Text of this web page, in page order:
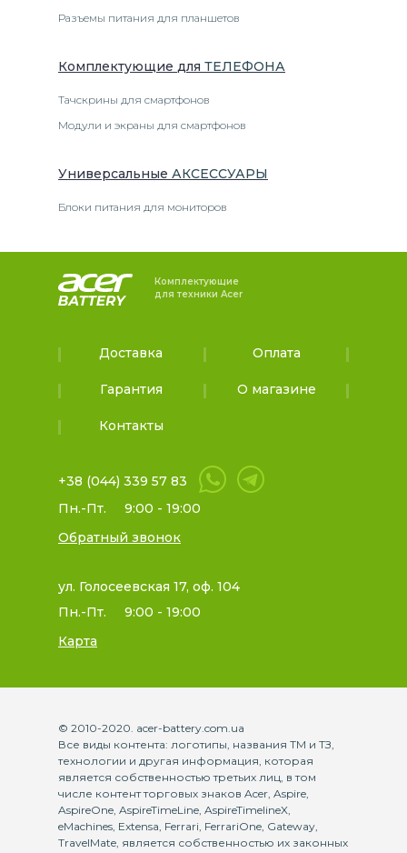
Разъемы питания для планшетов
Комплектующие для ТЕЛЕФОНА
Тачскрины для смартфонов
Модули и экраны для смартфонов
Универсальные АКСЕССУАРЫ
Блоки питания для мониторов
Комплектующие
для техники Acer
Доставка Оплата
Гарантия О магазине
Контакты
+38 (044) 339 57 83
Пн.-Пт.
9:00 - 19:00
Обратный звонок
ул. Голосеевская 17, оф. 104
Пн.-Пт.
9:00 - 19:00
Карта
© 2010-2020. acer-battery.com.ua
Все виды контента: логотипы, названия ТМ и ТЗ,
технологии и другая информация, которая
является собственностью третьих лиц, в том
числе контент торговых знаков Acer, Aspire,
AspireOne, AspireTimeLine, AspireTimelineX,
eMachines, Extensa, Ferrari, FerrariOne, Gateway,
TravelMate, является собственностью их законных